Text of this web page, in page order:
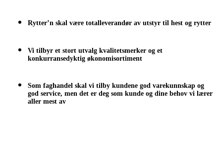
Rytter’n skal være totalleverandør av utstyr til hest og rytter
Vi tilbyr et stort utvalg kvalitetsmerker og et
konkurransedyktig økonomisortiment
Som faghandel skal vi tilby kundene god varekunnskap og
god service, men det er deg som kunde og dine behov vi lærer
aller mest av